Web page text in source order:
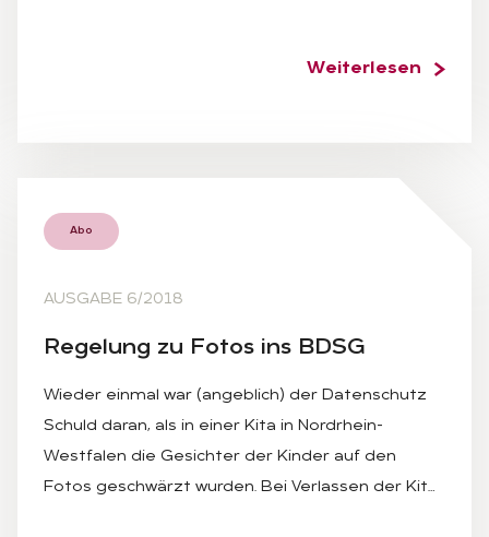
Weiterlesen
Abo
AUSGABE 6/2018
Re­ge­lung zu Fo­tos ins BDSG
Wieder einmal war (angeblich) der Datenschutz
Schuld daran, als in einer Kita in Nordrhein-
Westfalen die Gesichter der Kinder auf den
Fotos geschwärzt wurden. Bei Verlassen der Kit…